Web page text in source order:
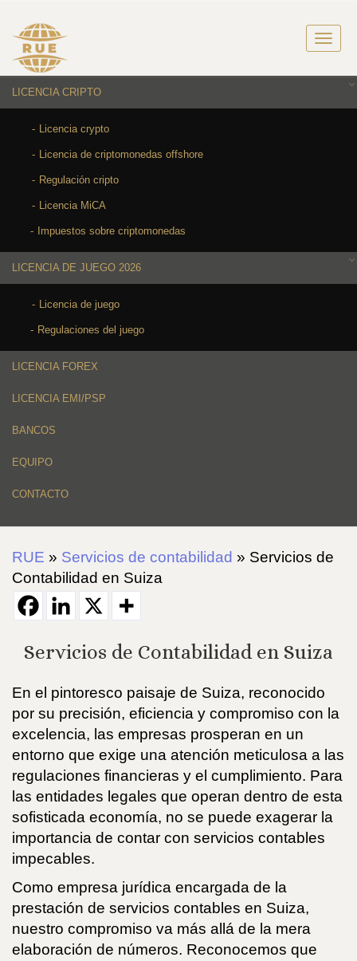
LICENCIA CRIPTO
Licencia crypto
Licencia de criptomonedas offshore
Regulación cripto
Licencia MiCA
Impuestos sobre criptomonedas
LICENCIA DE JUEGO 2026
Licencia de juego
Regulaciones del juego
LICENCIA FOREX
LICENCIA EMI/PSP
BANCOS
EQUIPO
CONTACTO
RUE » Servicios de contabilidad » Servicios de
Contabilidad en Suiza
Servicios de Contabilidad en Suiza
En el pintoresco paisaje de Suiza, reconocido
por su precisión, eficiencia y compromiso con la
excelencia, las empresas prosperan en un
entorno que exige una atención meticulosa a las
regulaciones financieras y el cumplimiento. Para
las entidades legales que operan dentro de esta
sofisticada economía, no se puede exagerar la
importancia de contar con servicios contables
impecables.
Como empresa jurídica encargada de la
prestación de servicios contables en Suiza,
nuestro compromiso va más allá de la mera
elaboración de números. Reconocemos que